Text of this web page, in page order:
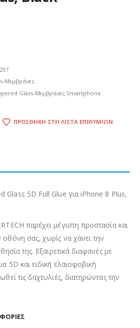
Μεμβράνες
Glass-Μεμβράνες Smartphone
ΠΡΟΣΘΉΚΗ ΣΤΗ ΛΊΣΤΑ ΕΠΙΘΥΜΙΏΝ
Glass 5D Full Glue για iPhone 8 Plus,
παρέχει μέγιστη προστασία και
σας, χωρίς να χάνει την
της. Εξαιρετικά διαφανές με
5D και ειδική ελαιοφοβική
τις δαχτυλιές, διατηρώντας την